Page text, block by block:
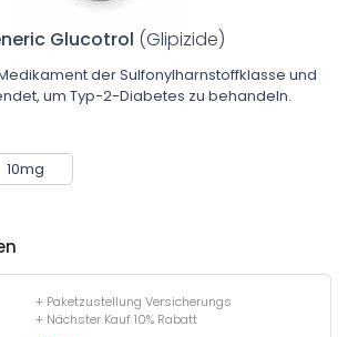
Glucotrol (Glipizide)
der Sulfonylharnstoffklasse und
um Typ-2-Diabetes zu behandeln.
10mg
+ Paketzustellung Versicherungs
+ Nächster Kauf 10% Rabatt